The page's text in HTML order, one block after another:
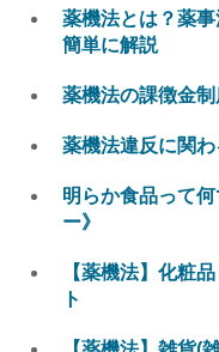
薬機法とは？薬
簡単に解説
薬機法の課徴金
薬機法違反に関
明らか食品って
ー》
【薬機法】化粧
ト